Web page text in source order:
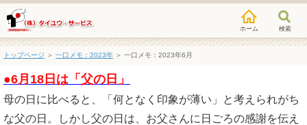
検索
トップページ ＞ 一口メモ：2023年 ＞ 一口メモ：2023年6月
●6月18日は「父の日」
母の日に比べると、「何となく印象が薄い」と考えられがち
な父の日。しかし父の日は、お父さんに日ごろの感謝を伝え